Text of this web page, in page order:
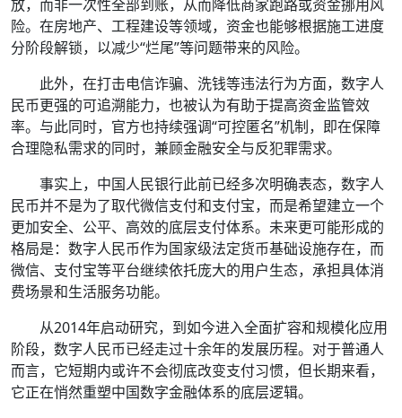
放，而非一次性全部到账，从而降低商家跑路或资金挪用风
险。在房地产、工程建设等领域，资金也能够根据施工进度
分阶段解锁，以减少“烂尾”等问题带来的风险。
此外，在打击电信诈骗、洗钱等违法行为方面，数字人
民币更强的可追溯能力，也被认为有助于提高资金监管效
率。与此同时，官方也持续强调“可控匿名”机制，即在保障
合理隐私需求的同时，兼顾金融安全与反犯罪需求。
事实上，中国人民银行此前已经多次明确表态，数字人
民币并不是为了取代微信支付和支付宝，而是希望建立一个
更加安全、公平、高效的底层支付体系。未来更可能形成的
格局是：数字人民币作为国家级法定货币基础设施存在，而
微信、支付宝等平台继续依托庞大的用户生态，承担具体消
费场景和生活服务功能。
从2014年启动研究，到如今进入全面扩容和规模化应用
阶段，数字人民币已经走过十余年的发展历程。对于普通人
而言，它短期内或许不会彻底改变支付习惯，但长期来看，
它正在悄然重塑中国数字金融体系的底层逻辑。